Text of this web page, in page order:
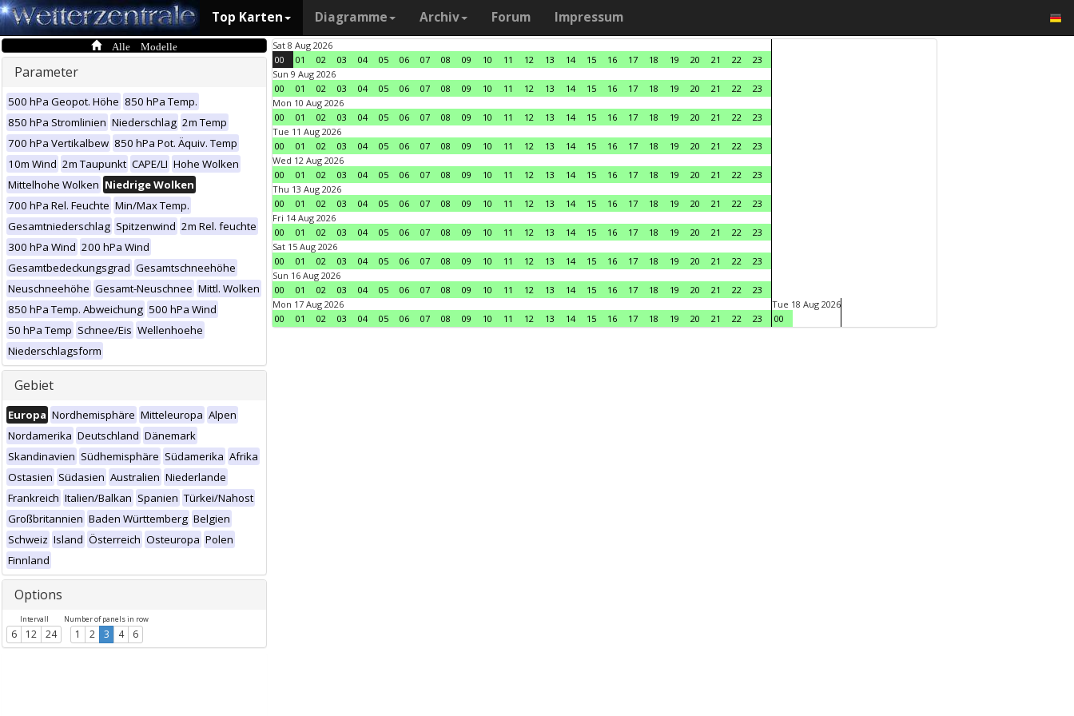
Top Karten Diagramme Archiv Forum Impressum
Alle Modelle
Parameter
500 hPa Geopot. Höhe 850 hPa Temp.
850 hPa Stromlinien Niederschlag 2m Temp
700 hPa Vertikalbew 850 hPa Pot. Äquiv. Temp
10m Wind 2m Taupunkt CAPE/LI Hohe Wolken
Mittelhohe Wolken Niedrige Wolken
700 hPa Rel. Feuchte Min/Max Temp.
Gesamtniederschlag Spitzenwind 2m Rel. feuchte
300 hPa Wind 200 hPa Wind
Gesamtbedeckungsgrad Gesamtschneehöhe
Neuschneehöhe Gesamt-Neuschnee Mittl. Wolken
850 hPa Temp. Abweichung 500 hPa Wind
50 hPa Temp Schnee/Eis Wellenhoehe
Niederschlagsform
Gebiet
Europa Nordhemisphäre Mitteleuropa Alpen
Nordamerika Deutschland Dänemark
Skandinavien Südhemisphäre Südamerika Afrika
Ostasien Südasien Australien Niederlande
Frankreich Italien/Balkan Spanien Türkei/Nahost
Großbritannien Baden Württemberg Belgien
Schweiz Island Österreich Osteuropa Polen
Finnland
Options
Intervall
6 12 24
Number of panels in row
1 2 3 4 6
Sat 8 Aug 2026
00
01 02 03 04 05 06 07 08 09 10 11 12 13 14 15 16 17 18 19 20 21 22
23
Sun 9 Aug 2026
00
01 02 03 04 05 06 07 08 09 10 11 12 13 14 15 16 17 18 19 20 21 22
23
Mon 10 Aug 2026
00
01 02 03 04 05 06 07 08 09 10 11 12 13 14 15 16 17 18 19 20 21 22
23
Tue 11 Aug 2026
00
01 02 03 04 05 06 07 08 09 10 11 12 13 14 15 16 17 18 19 20 21 22
23
Wed 12 Aug 2026
00
01 02 03 04 05 06 07 08 09 10 11 12 13 14 15 16 17 18 19 20 21 22
23
Thu 13 Aug 2026
00
01 02 03 04 05 06 07 08 09 10 11 12 13 14 15 16 17 18 19 20 21 22
23
Fri 14 Aug 2026
00
01 02 03 04 05 06 07 08 09 10 11 12 13 14 15 16 17 18 19 20 21 22
23
Sat 15 Aug 2026
00
01 02 03 04 05 06 07 08 09 10 11 12 13 14 15 16 17 18 19 20 21 22
23
Sun 16 Aug 2026
00
01 02 03 04 05 06 07 08 09 10 11 12 13 14 15 16 17 18 19 20 21 22
23
Mon 17 Aug 2026
00
01 02 03 04 05 06 07 08 09 10 11 12 13 14 15 16 17 18 19 20 21 22 23
Tue 18 Aug 2026
00